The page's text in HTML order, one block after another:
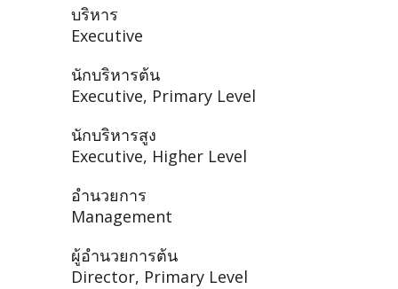
บริหาร
Executive
นักบริหารต้น
Executive, Primary Level
นักบริหารสูง
Executive, Higher Level
อำนวยการ
Management
ผู้อำนวยการต้น
Director, Primary Level